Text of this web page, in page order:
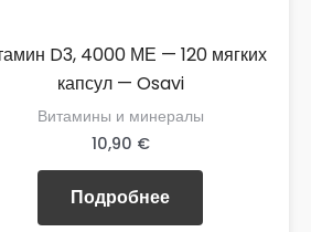
D3, 4000 МЕ — 120 мягких
капсул — Osavi
Витамины и минералы
10,90 €
Подробнее